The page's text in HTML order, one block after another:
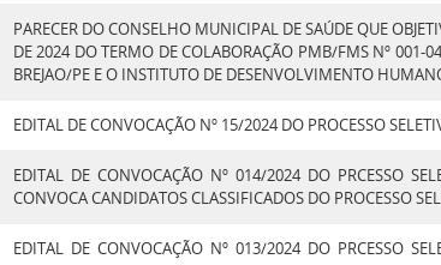
PARECER DO CONSELHO MUNICIPAL DE SAÚDE QUE
DE 2024 DO TERMO DE COLABORAÇÃO PMB/FMS Nº
BREJAO/PE E O INSTITUTO DE DESENVOLVIMENTO
EDITAL DE CONVOCAÇÃO Nº 15/2024 DO PROCESSO
EDITAL DE CONVOCAÇÃO Nº 014/2024 DO PRCESSO
CONVOCA CANDIDATOS CLASSIFICADOS DO PROCESSO
EDITAL DE CONVOCAÇÃO Nº 013/2024 DO PRCESSO